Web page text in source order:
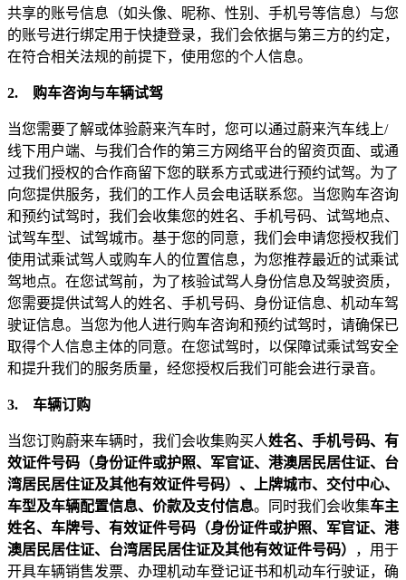
共享的账号信息（如头像、昵称、性别、手机号等信息）与您
的账号进行绑定用于快捷登录，我们会依据与第三方的约定，
在符合相关法规的前提下，使用您的个人信息。
2. 购车咨询与车辆试驾
当您需要了解或体验蔚来汽车时，您可以通过蔚来汽车线上/
线下用户端、与我们合作的第三方网络平台的留资页面、或通
过我们授权的合作商留下您的联系方式或进行预约试驾。为了
向您提供服务，我们的工作人员会电话联系您。当您购车咨询
和预约试驾时，我们会收集您的姓名、手机号码、试驾地点、
试驾车型、试驾城市。基于您的同意，我们会申请您授权我们
使用试乘试驾人或购车人的位置信息，为您推荐最近的试乘试
驾地点。在您试驾前，为了核验试驾人身份信息及驾驶资质，
您需要提供试驾人的姓名、手机号码、身份证信息、机动车驾
驶证信息。当您为他人进行购车咨询和预约试驾时，请确保已
取得个人信息主体的同意。在您试驾时，以保障试乘试驾安全
和提升我们的服务质量，经您授权后我们可能会进行录音。
3. 车辆订购
当您订购蔚来车辆时，我们会收集购买人姓名、手机号码、有
效证件号码（身份证件或护照、军官证、港澳居民居住证、台
湾居民居住证及其他有效证件号码）、上牌城市、交付中心、
车型及车辆配置信息、价款及支付信息。同时我们会收集车主
姓名、车牌号、有效证件号码（身份证件或护照、军官证、港
澳居民居住证、台湾居民居住证及其他有效证件号码）
，用于
开具车辆销售发票、办理机动车登记证书和机动车行驶证，确